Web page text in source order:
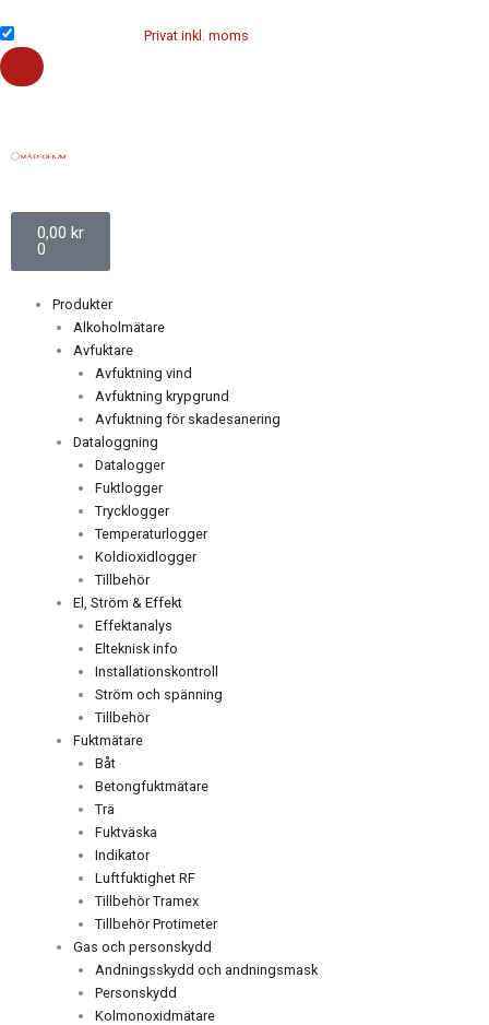
till
innehåll
Privat inkl. moms
0,00 kr
0
Varukorg
Produkter
Alkoholmätare
Avfuktare
Avfuktning vind
Avfuktning krypgrund
Avfuktning för skadesanering
Dataloggning
Datalogger
Fuktlogger
Trycklogger
Temperaturlogger
Koldioxidlogger
Tillbehör
El, Ström & Effekt
Effektanalys
Elteknisk info
Installationskontroll
Ström och spänning
Tillbehör
Fuktmätare
Båt
Betongfuktmätare
Trä
Fuktväska
Indikator
Luftfuktighet RF
Tillbehör Tramex
Tillbehör Protimeter
Gas och personskydd
Andningsskydd och andningsmask
Personskydd
Kolmonoxidmätare